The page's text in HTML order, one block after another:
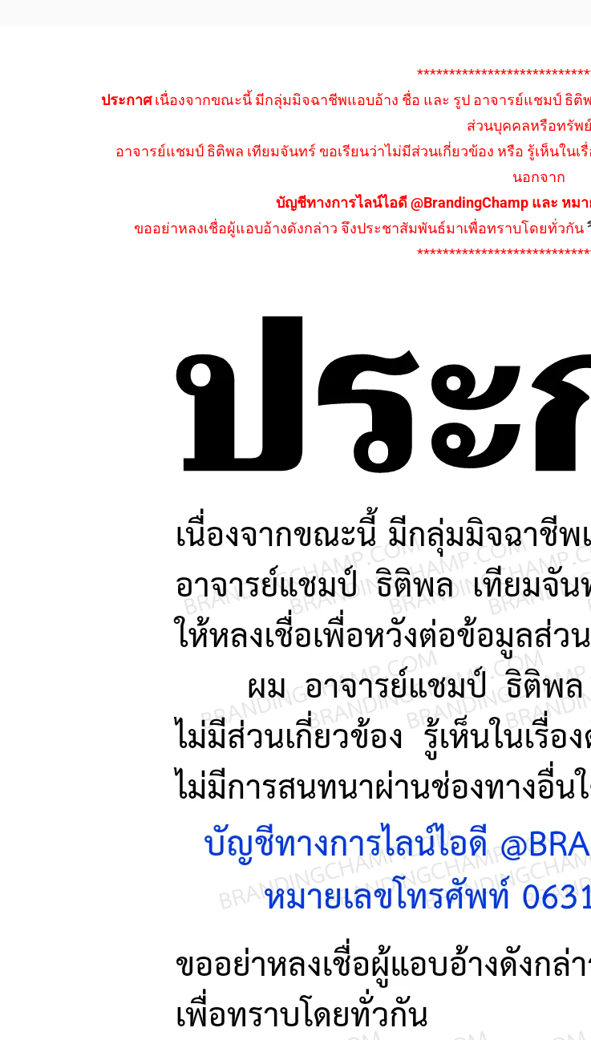
ประกาศเนื่องจากขณะนี้ มีกลุ่มมิจฉาชีพแอบอ้าง ชื่อ และ รูป อาจารย์แชมป์ ธิติ
ส่วนบุคคลหรือทรัพ
อาจารย์แชมป์ ธิติพล เทียมจันทร์ ขอเรียนว่าไม่มีส่วนเกี่ยวข้อง หรือ รู้เห็นใน
นอกจาก
บัญชีทางการไลน์ไอดี @BrandingChamp และ หม
ขออย่าหลงเชื่อผู้แอบอ้างดังกล่าว จึงประชาสัมพันธ์มาเพื่อทราบโดยทั่วกัน